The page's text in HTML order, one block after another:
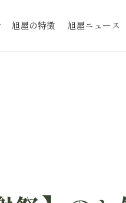
旭屋の特徴 旭屋ニュース